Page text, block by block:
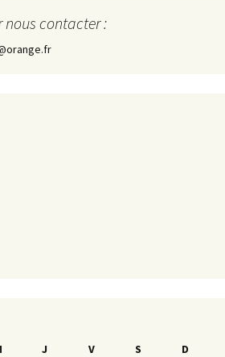
nous contacter :
J V S
D